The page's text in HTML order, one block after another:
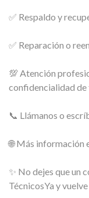
✅ Respaldo y
✅ Reparación o
💯 Atención
confidencialidad
📞 Llámanos o
🌐 Más información
✨ No dejes que un
TécnicosYa y